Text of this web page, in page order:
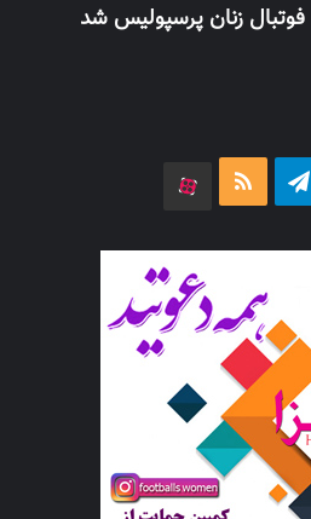
فوتبال زنان پرسپولیس شد
تلگرام خوراک